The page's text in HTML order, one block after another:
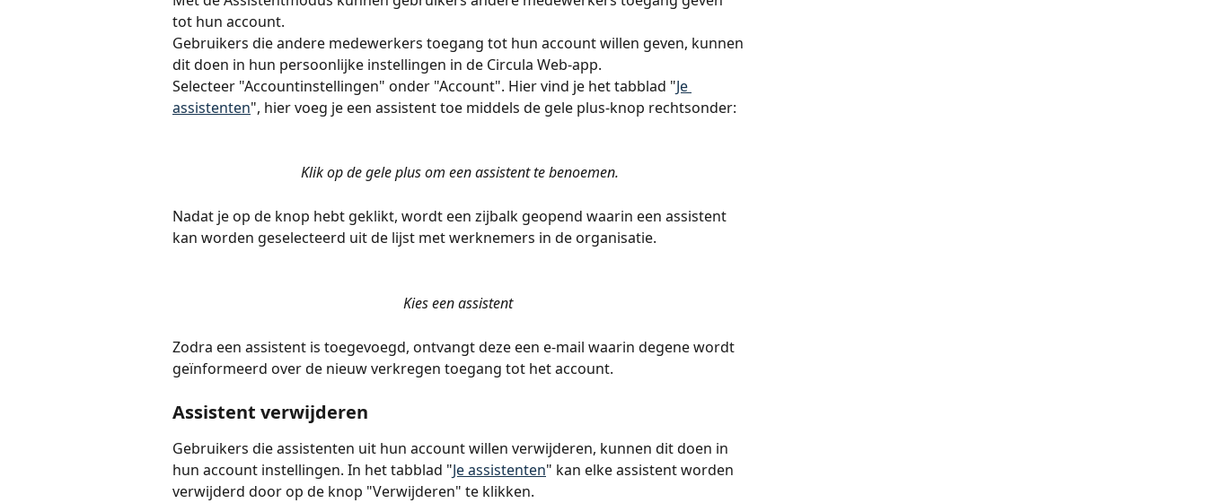
tot hun account.
Gebruikers die andere medewerkers toegang tot hun account willen geven, kunnen
dit doen in hun persoonlijke instellingen in de Circula Web-app.
Selecteer "Accountinstellingen" onder "Account". Hier vind je het tabblad "Je
assistenten", hier voeg je een assistent toe middels de gele plus-knop rechtsonder:
Klik op de gele plus om een assistent te benoemen.
Nadat je op de knop hebt geklikt, wordt een zijbalk geopend waarin een assistent
kan worden geselecteerd uit de lijst met werknemers in de organisatie.
Kies een assistent
Zodra een assistent is toegevoegd, ontvangt deze een e-mail waarin degene wordt
geïnformeerd over de nieuw verkregen toegang tot het account.
Assistent verwijderen
Gebruikers die assistenten uit hun account willen verwijderen, kunnen dit doen in
hun account instellingen. In het tabblad "Je assistenten" kan elke assistent worden
verwijderd door op de knop "Verwijderen" te klikken.